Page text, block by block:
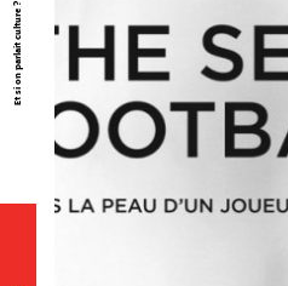
Et si on parlait culture ?